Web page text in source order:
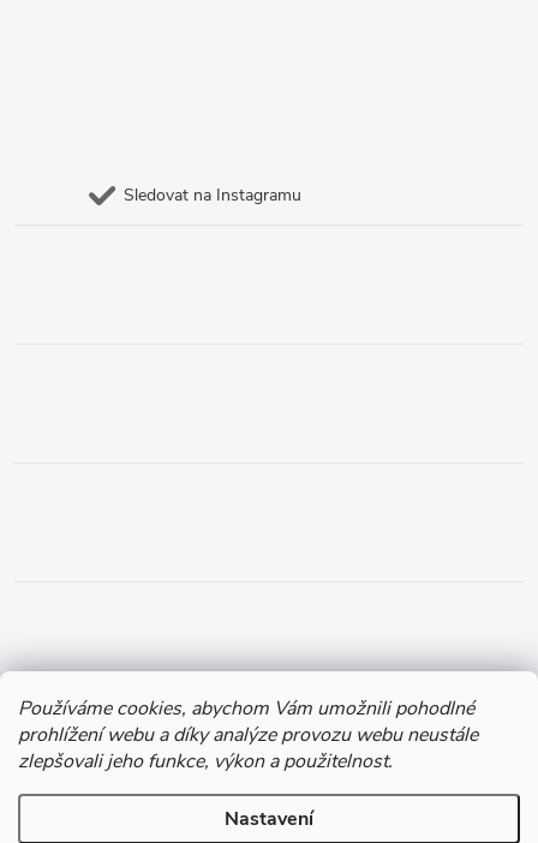
Používáme cookies, abychom Vám umožnili pohodlné
prohlížení webu a díky analýze provozu webu neustále
zlepšovali jeho funkce, výkon a použitelnost.
Nastavení
Sledovat na Instagramu